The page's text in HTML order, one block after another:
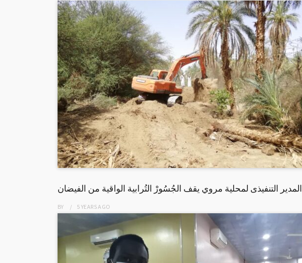
المدير التنفيذى لمحلية مروي يقف الجُسُورْ التُرابية الواقية من الفيضان
BY 5 YEARSAGO